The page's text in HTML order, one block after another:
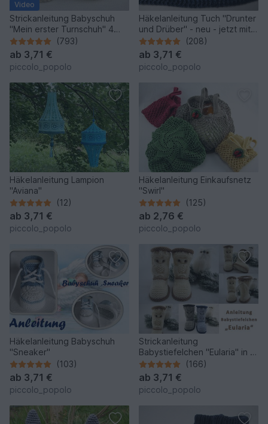
Video
Strickanleitung Babyschuh
"Mein erster Turnschuh" 4
Größen, mit Video
(793)
ab 3,71 €
piccolo_popolo
Häkelanleitung Tuch "Drunter
und Drüber" - neu - jetzt mit
zwei Tuchformen
(208)
ab 3,71 €
piccolo_popolo
Häkelanleitung Lampion
"Aviana"
(12)
ab 3,71 €
piccolo_popolo
Häkelanleitung Einkaufsnetz
"Swirl"
(125)
ab 2,76 €
piccolo_popolo
Häkelanleitung Babyschuh
"Sneaker"
(103)
ab 3,71 €
piccolo_popolo
Strickanleitung
Babystiefelchen "Eularia" in 4
Größen
(166)
ab 3,71 €
piccolo_popolo